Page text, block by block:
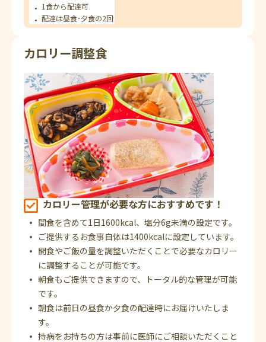
1食から配達可
配達は昼食･夕食の2回
カロリー調整食
カロリー管理が必要な方におすすめです！
間食を含めて1日1600kcal、塩分6g未満の設定です。
ご提供するお食事自体は1400kcalに設定しています。
間食やご飯の量を調整いただくことで必要なカロリー
に調整することが可能です。
朝食もご提供できますので、トータル的な管理が可能
です。
朝食は前日の昼食か夕食の配達時にお届けいたしま
す。
持病をお持ちの方は事前に医師にご相談いただくこと